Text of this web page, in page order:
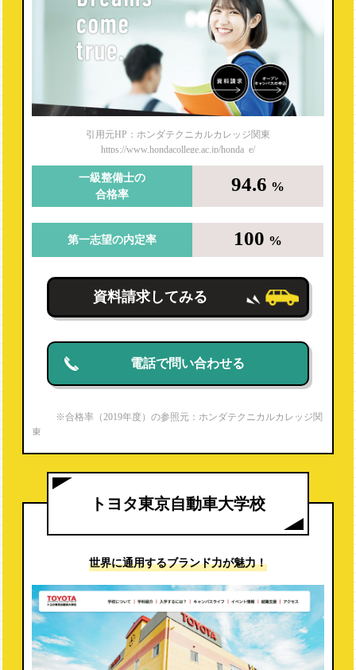
引用元HP：ホンダテクニカルカレッジ関東
https://www.hondacollege.ac.jp/honda_e/
一級整備士の
合格率
94.6 %
第一志望の内定率 100 %
資料請求してみる
電話で問い合わせる
※合格率（2019年度）の参照元：ホンダテクニカルカレッジ関
東
トヨタ東京自動車大学校
世界に通用するブランド力が魅力！